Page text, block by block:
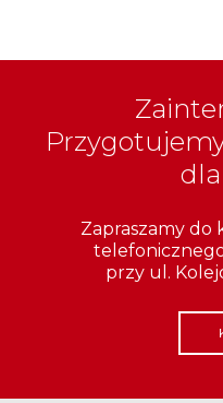
Zapraszamy
przy ul.